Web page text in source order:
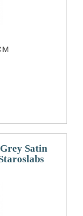
Satin